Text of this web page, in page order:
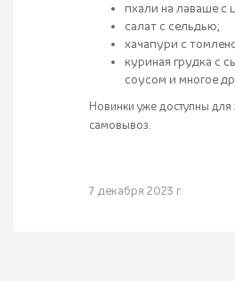
пхали на лаваше с
салат с сельдью;
хачапури с
куриная грудка с
соусом и многое
Новинки уже доступны для
самовывоз.
7 декабря 2023 г.